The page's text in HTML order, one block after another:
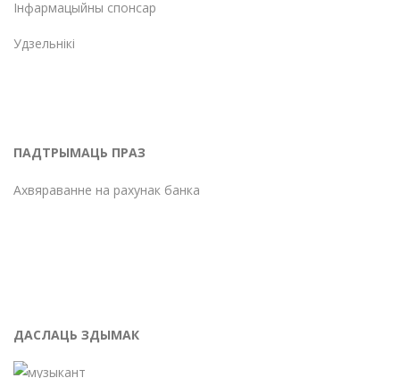
Інфармацыйны спонсар
Удзельнікі
ПАДТРЫМАЦЬ ПРАЗ
Ахвяраванне на рахунак банка
ДАСЛАЦЬ ЗДЫМАК